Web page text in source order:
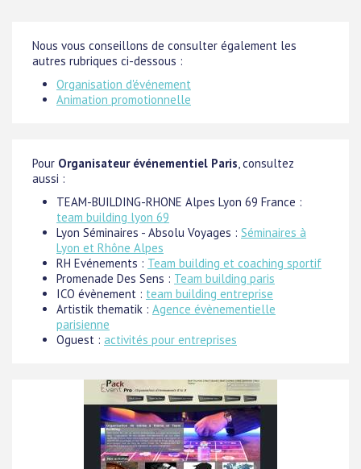
Nous vous conseillons de consulter également les
autres rubriques ci-dessous :
Organisation d'événement
Animation promotionnelle
Pour Organisateur événementiel Paris , consultez
aussi :
TEAM-BUILDING-RHONE Alpes Lyon 69 France :
team building lyon 69
Lyon Séminaires - Absolu Voyages : Séminaires à
Lyon et Rhône Alpes
RH Evénements : Team building et coaching sportif
Promenade Des Sens : Team building paris
ICO évènement : team building entreprise
Artistik thematik : Agence évènementielle
parisienne
Oguest : activités pour entreprises